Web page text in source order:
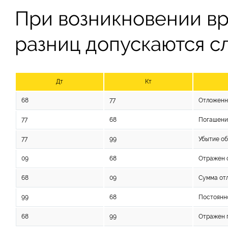
При возникновении
разниц допускаются
Дт Кт
68 77
77 68
77 99 Убытие
09 68 Отражен
68 09 Сумма
99 68
68 99 Отражен